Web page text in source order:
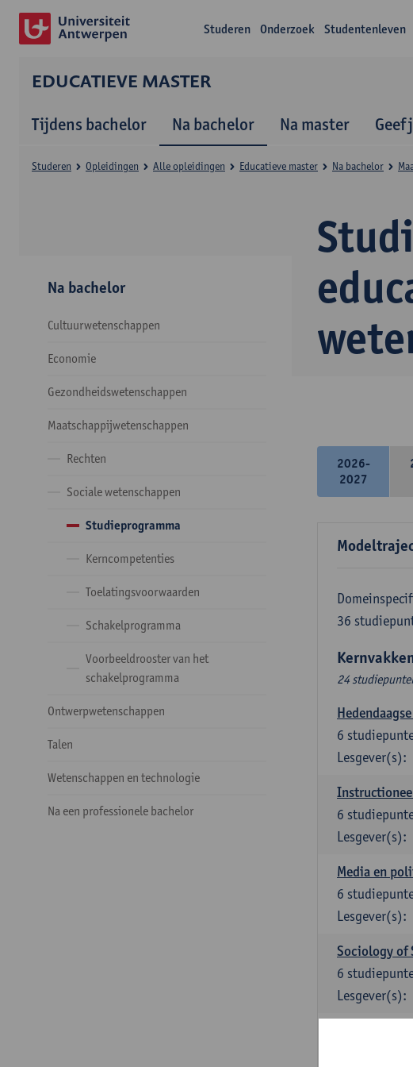
Studeren Onderzoek Studentenleven
EDUCATIEVE MASTER
Tijdens bachelor Na bachelor Na master Geef
Studeren Opleidingen Alle opleidingen Educatieve master Na bachelor
Na bachelor
Cultuurwetenschappen
Economie
Gezondheidswetenschappen
Maatschappijwetenschappen
Rechten
Sociale wetenschappen
Studieprogramma
Kerncompetenties
Toelatingsvoorwaarden
Schakelprogramma
Voorbeeldrooster van het
schakelprogramma
Ontwerpwetenschappen
Talen
Wetenschappen en technologie
Na een professionele bachelor
2026-
2027
36
24
6
Lesgever(s):
6
Lesgever(s):
Media en
6
Lesgever(s):
Sociology of
6
Lesgever(s):
Keuzevakken